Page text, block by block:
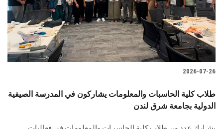
هيئة التدريس
الدراسات العليا
2026-07-26
طلاب كلية الحاسبات والمعلومات يشاركون في المدرسة الصيفية
الدولية بجامعة شرق لندن